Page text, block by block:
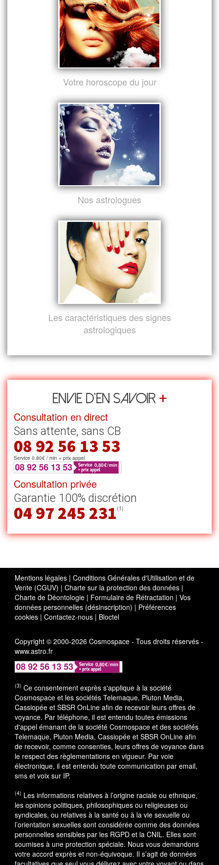
Votre horoscope du jour
Nos astrologues
Les caractéristiques des signes
astrologiques
Envie d’en savoir +
Consultation en direct
Sans attente, sans CB
08 92 56 13 53
Service 0.80€ / min + prix appel
Consultation privée
Garantie 100% discrétion
04 97 245 231(1)
Mentions légales | Conditions Générales d'Utilisation et de
Vente (CGUV) | Charte sur la protection des données |
Charte de Déontologie | Formulaire de Rétractation | Vos
données personnelles (désinscription) | Préférences
cookies | Contactez-nous | Bloctel
Copyright © 2000-2026 Cosmospace - Tous droits réservés -
www.astro.fr
(3) Ce consentement exprès s'applique à la société
Cosmospace et les sociétés Telemaque, Pluton Media,
Cassiopée et SBSR OnLine afin de recevoir leurs offres de
voyance. Par téléphone, il est entendu toutes émissions
d'appel émanant de la société Cosmospace et des sociétés
Telemaque, Pluton Media, Cassiopée et SBSR OnLine afin
de recevoir, comme consenties, leurs offres de voyance dans
le respect des règlementations en vigueur. Par voie
électronique, il est entendu toute communication par email,
sms et voix sur IP.
(4) Les informations relatives à l’origine raciale ou ethnique,
les opinions politiques, philosophiques ou religieuses ou
syndicales, ou relatives à la santé ou à la vie sexuelle ou
l’orientation sexuelles sont considérée comme des données
personnelles sensibles par les RGPD et la CNIL. Elles sont
soumises à une protection spéciale. Nous vous demandons
votre accord exprès et non-équivoque. Il s’agit de données